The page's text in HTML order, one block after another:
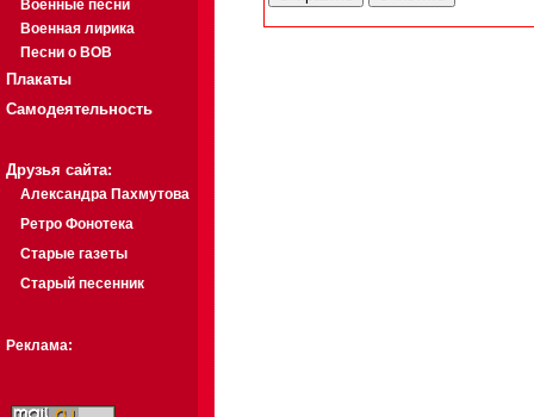
Военные песни
Военная лирика
Песни о ВОВ
Плакаты
Самодеятельность
Друзья сайта:
Александра Пахмутова
Ретро Фонотека
Старые газеты
Старый песенник
Реклама: